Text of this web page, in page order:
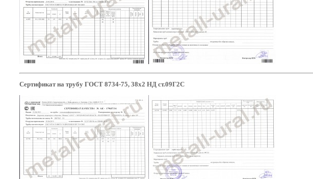
Сертификат на трубу ГОСТ 8734-75, 38х2 НД ст.09Г2С